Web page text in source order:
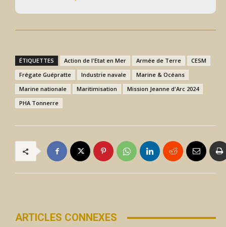
ÉTIQUETTES Action de l'Etat en Mer Armée de Terre
CESM
Frégate Guépratte
Industrie navale
Marine & Océans
Marine nationale
Maritimisation
Mission Jeanne d'Arc 2024
PHA Tonnerre
ARTICLES CONNEXES